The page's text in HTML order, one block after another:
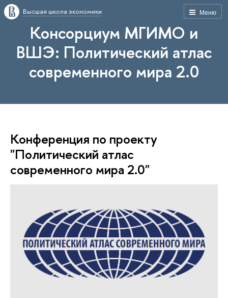
Меню
Высшая школа экономики
Консорциум МГИМО и
ВШЭ: Политический атлас
современного мира 2.0
Конференция по проекту
"Политический атлас
современного мира 2.0"